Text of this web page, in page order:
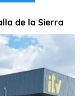
de la Sierra